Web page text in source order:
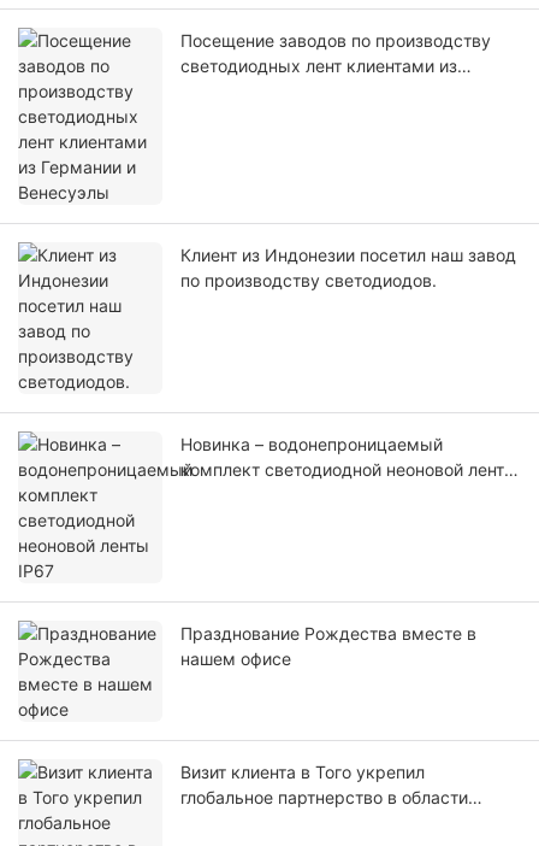
Посещение заводов по производству
светодиодных лент клиентами из
Клиент из Индонезии посетил наш завод
по производству светодиодов.
Новинка – водонепроницаемый
комплект светодиодной неоновой ленты
Празднование Рождества вместе в
нашем офисе
Визит клиента в Того укрепил
глобальное партнерство в области